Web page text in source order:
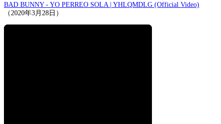
BAD BUNNY - YO PERREO SOLA | YHLQMDLG (Official Video)
（2020年3月28日）